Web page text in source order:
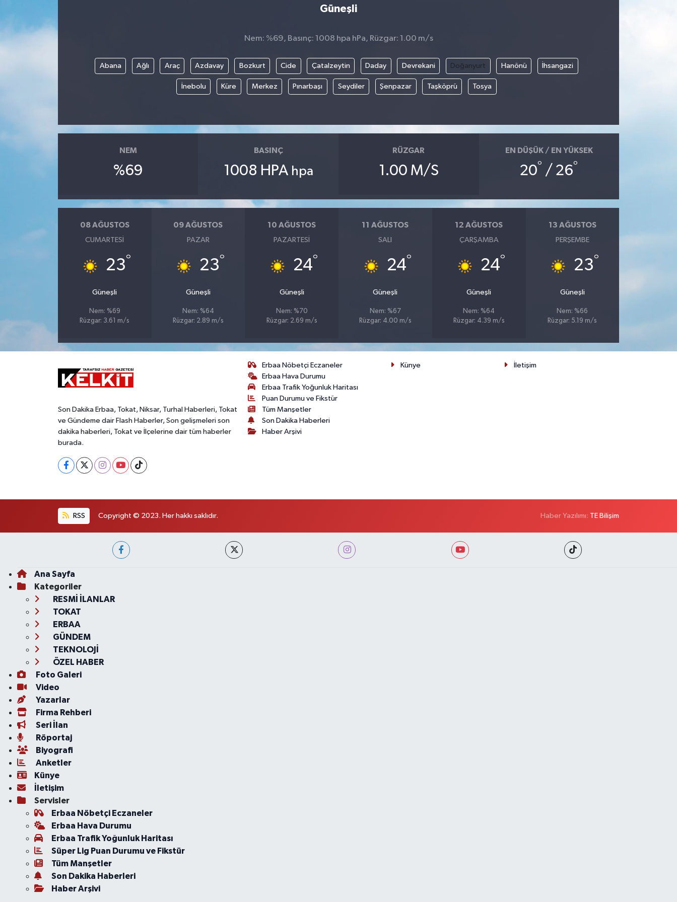
Güneşli
Nem: %69, Basınç: 1008 hpa hPa, Rüzgar: 1.00 m/s
Abana Ağlı Araç Azdavay Bozkurt Cide Çatalzeytin Daday Devrekani Doğanyurt Hanönü İhsangazi
İnebolu Küre Merkez Pınarbaşı Seydiler Şenpazar Taşköprü Tosya
NEM
%69
BASINÇ
1008 HPA hpa
RÜZGAR
1.00 M/S
EN DÜŞÜK / EN YÜKSEK
20° / 26°
08 AĞUSTOS
CUMARTESI
23°
Güneşli
Nem: %69
Rüzgar: 3.61 m/s
09 AĞUSTOS
PAZAR
23°
Güneşli
Nem: %64
Rüzgar: 2.89 m/s
10 AĞUSTOS
PAZARTESI
24°
Güneşli
Nem: %70
Rüzgar: 2.69 m/s
11 AĞUSTOS
SALI
24°
Güneşli
Nem: %67
Rüzgar: 4.00 m/s
12 AĞUSTOS
ÇARŞAMBA
24°
Güneşli
Nem: %64
Rüzgar: 4.39 m/s
13 AĞUSTOS
PERŞEMBE
23°
Güneşli
Nem: %66
Rüzgar: 5.19 m/s
Son Dakika Erbaa, Tokat, Niksar, Turhal Haberleri, Tokat
ve Gündeme dair Flash Haberler, Son gelişmeleri son
dakika haberleri, Tokat ve İlçelerine dair tüm haberler
burada.
Erbaa Nöbetçi Eczaneler
Erbaa Hava Durumu
Erbaa Trafik Yoğunluk Haritası
Puan Durumu ve Fikstür
Tüm Manşetler
Son Dakika Haberleri
Haber Arşivi
Künye İletişim
RSS Copyright © 2023. Her hakkı saklıdır. Haber Yazılımı: TE Bilişim
Ana Sayfa
Kategoriler
RESMİ İLANLAR
TOKAT
ERBAA
GÜNDEM
TEKNOLOJİ
ÖZEL HABER
Foto Galeri
Video
Yazarlar
Firma Rehberi
Seri İlan
Röportaj
Biyografi
Anketler
Künye
İletişim
Servisler
Erbaa Nöbetçi Eczaneler
Erbaa Hava Durumu
Erbaa Trafik Yoğunluk Haritası
Süper Lig Puan Durumu ve Fikstür
Tüm Manşetler
Son Dakika Haberleri
Haber Arşivi